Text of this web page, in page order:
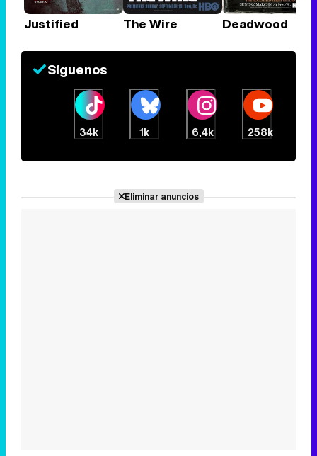
Justified The Wire Deadwood
Síguenos
34k 1k 6,4k 258k
Eliminar anuncios